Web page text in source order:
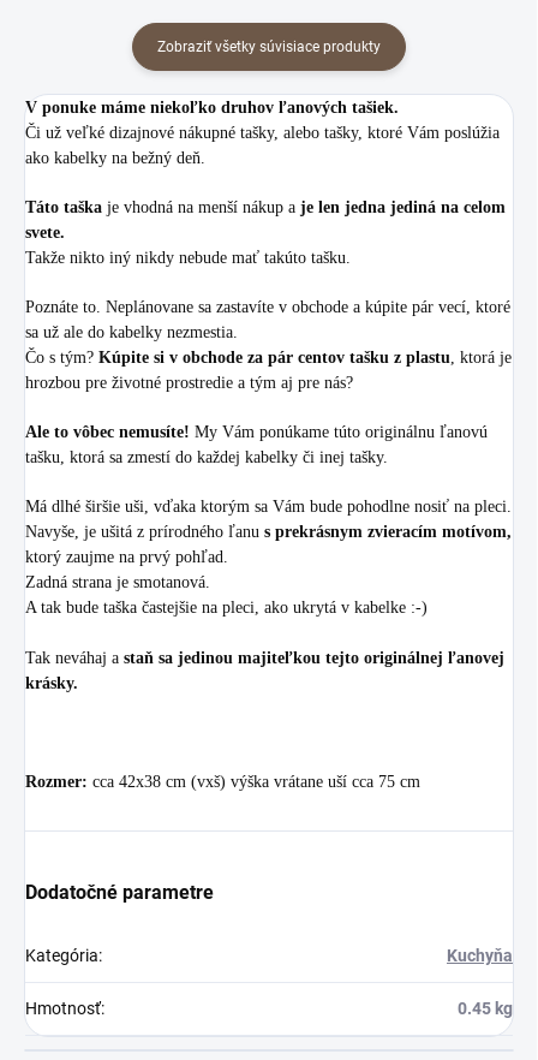
Zobraziť všetky súvisiace produkty
V ponuke máme niekoľko druhov ľanových tašiek.
Či už veľké dizajnové nákupné tašky, alebo tašky, ktoré Vám poslúžia
ako kabelky na bežný deň.
Táto taška je vhodná na menší nákup a je len jedna jediná na celom
svete.
Takže nikto iný nikdy nebude mať takúto tašku.
Poznáte to. Neplánovane sa zastavíte v obchode a kúpite pár vecí, ktoré
sa už ale do kabelky nezmestia.
Čo s tým? Kúpite si v obchode za pár centov tašku z plastu, ktorá je
hrozbou pre životné prostredie a tým aj pre nás?
Ale to vôbec nemusíte! My Vám ponúkame túto originálnu ľanovú
tašku, ktorá sa zmestí do každej kabelky či inej tašky.
Má dlhé širšie uši, vďaka ktorým sa Vám bude pohodlne nosiť na pleci.
Navyše, je ušitá z prírodného ľanu s prekrásnym zvieracím motívom,
ktorý zaujme na prvý pohľad.
Zadná strana je smotanová.
A tak bude taška častejšie na pleci, ako ukrytá v kabelke :-)
Tak neváhaj a staň sa jedinou majiteľkou tejto originálnej ľanovej
krásky.
Rozmer: cca 42x38 cm (vxš) výška vrátane uší cca 75 cm
Dodatočné parametre
Kategória: Kuchyňa
Hmotnosť: 0.45 kg